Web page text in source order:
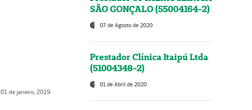
01 de janeiro, 2019
SÃO GONÇALO (55004164-2)
07 de Agosto de 2020
Prestador Clínica Itaipú Ltda
(51004348-2)
01 de Abril de 2020